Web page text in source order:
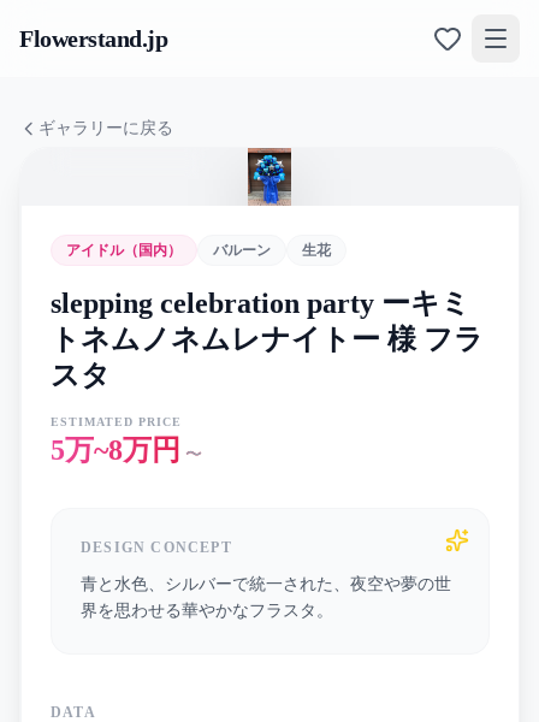
Flowerstand.jp
ギャラリーに戻る
アイドル（国内） バルーン 生花
slepping celebration party ーキミ
トネムノネムレナイトー 様 フラ
スタ
ESTIMATED PRICE
5万~8万円 〜
DESIGN CONCEPT
青と水色、シルバーで統一された、夜空や夢の世
界を思わせる華やかなフラスタ。
DATA